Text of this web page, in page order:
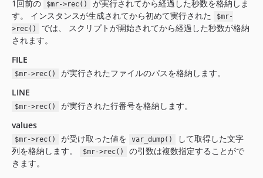
1回前の
$mr->rec()
が実行されてから経過した秒数を格納しま
す。 インスタンスが生成されてから初めて実行された
$mr-
>rec()
では、 スクリプトが開始されてから経過した秒数が格納
されます。
FILE
$mr->rec()
が実行されたファイルのパスを格納します。
LINE
$mr->rec()
が実行された行番号を格納します。
values
$mr->rec() が受け取った値を var_dump()
して取得した文字
列を格納します。
$mr->rec()
の引数は複数指定することがで
きます。